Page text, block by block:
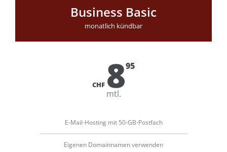
Business Basic
monatlich kündbar
CHF 895
mtl.
E-Mail-Hosting mit 50-GB-Postfach
Eigenen Domainnamen verwenden